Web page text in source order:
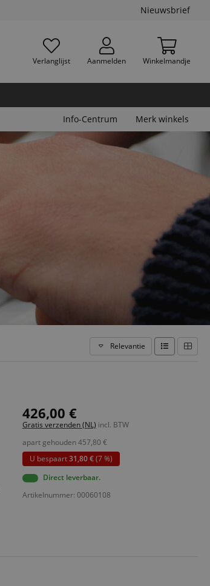
Nieuwsbrief
Verlanglijst Aanmelden Winkelmandje
Info-Centrum Merk winkels
Relevantie
426,00 €
Gratis verzenden (NL) incl. BTW
apart gehouden457,80 €
U bespaart31,80 €(7 %)
Direct leverbaar.
Artikelnummer: 00060108